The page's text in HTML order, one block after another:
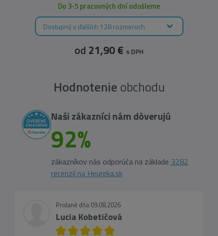
Do 3-5 pracovných dní odošleme
Dostupný v ďalších 128 rozmeroch
od 21,90 € s DPH
Hodnotenie obchodu
Naši zákazníci nám dôverujú
92%
zákazníkov nás odporúča na základe 3282
recenzií na Heureka.sk
Pridané dňa 09.08.2026
Lucia Kobetičová